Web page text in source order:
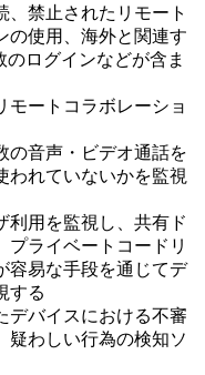
、禁止されたリモート
の使用、海外と関連す
ログインなどが含ま
モートコラボレーショ
の音声・ビデオ通話を
われていないかを監視
利用を監視し、共有ド
プライベートコードリ
容易な手段を通じてデ
する
デバイスにおける不審
疑わしい行為の検知ソ